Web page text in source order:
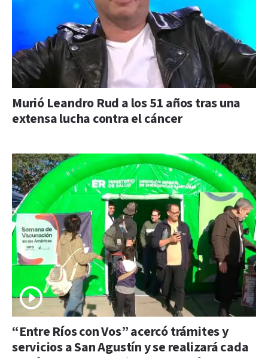
Murió Leandro Rud a los 51 años tras una
extensa lucha contra el cáncer
“Entre Ríos con Vos” acercó trámites y
servicios a San Agustín y se realizará cada